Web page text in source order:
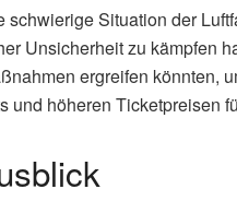
Situation der
Unsicherheit zu kämpfen
ergreifen könnten,
und höheren Ticketpreisen